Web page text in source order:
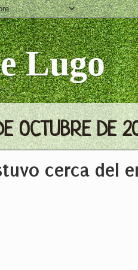
Lugo
OCTUBRE DE
cerca del